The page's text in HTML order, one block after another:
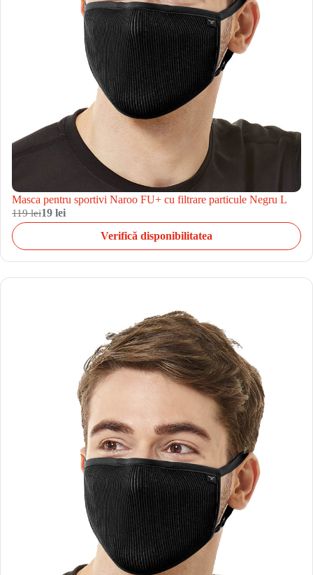
Masca pentru sportivi Naroo FU+ cu filtrare particule Negru L
119 lei19 lei
Verifică disponibilitatea